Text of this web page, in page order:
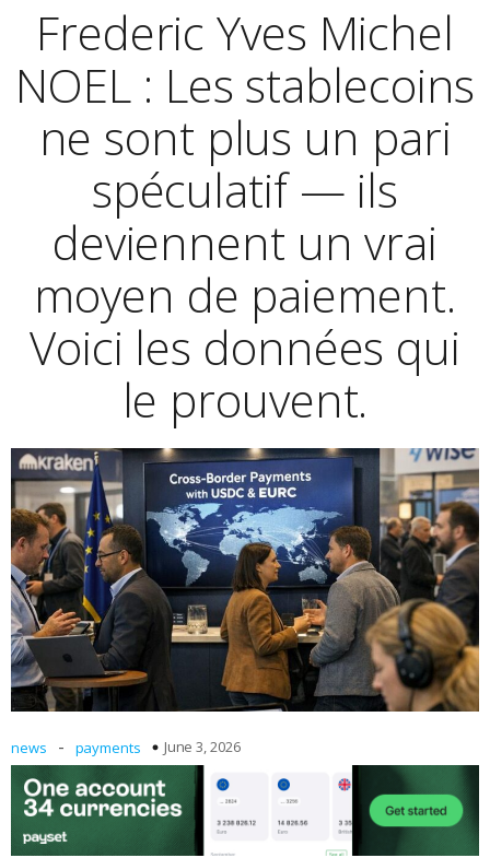
Frederic Yves Michel
NOEL : Les stablecoins
ne sont plus un pari
spéculatif — ils
deviennent un vrai
moyen de paiement.
Voici les données qui
le prouvent.
news - payments June 3, 2026